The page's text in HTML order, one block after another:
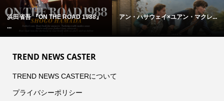
浜田省吾 『ON THE ROAD 1988』
...
アン・ハサウェイ×ユアン・マクレ...
TREND NEWS CASTER
TREND NEWS CASTERについて
プライバシーポリシー